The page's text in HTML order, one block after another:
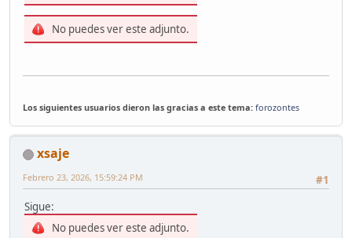
No puedes ver este adjunto.
Los siguientes usuarios dieron las gracias a este tema: forozontes
xsaje
#1
Febrero 23, 2026, 15:59:24 PM
Sigue:
No puedes ver este adjunto.